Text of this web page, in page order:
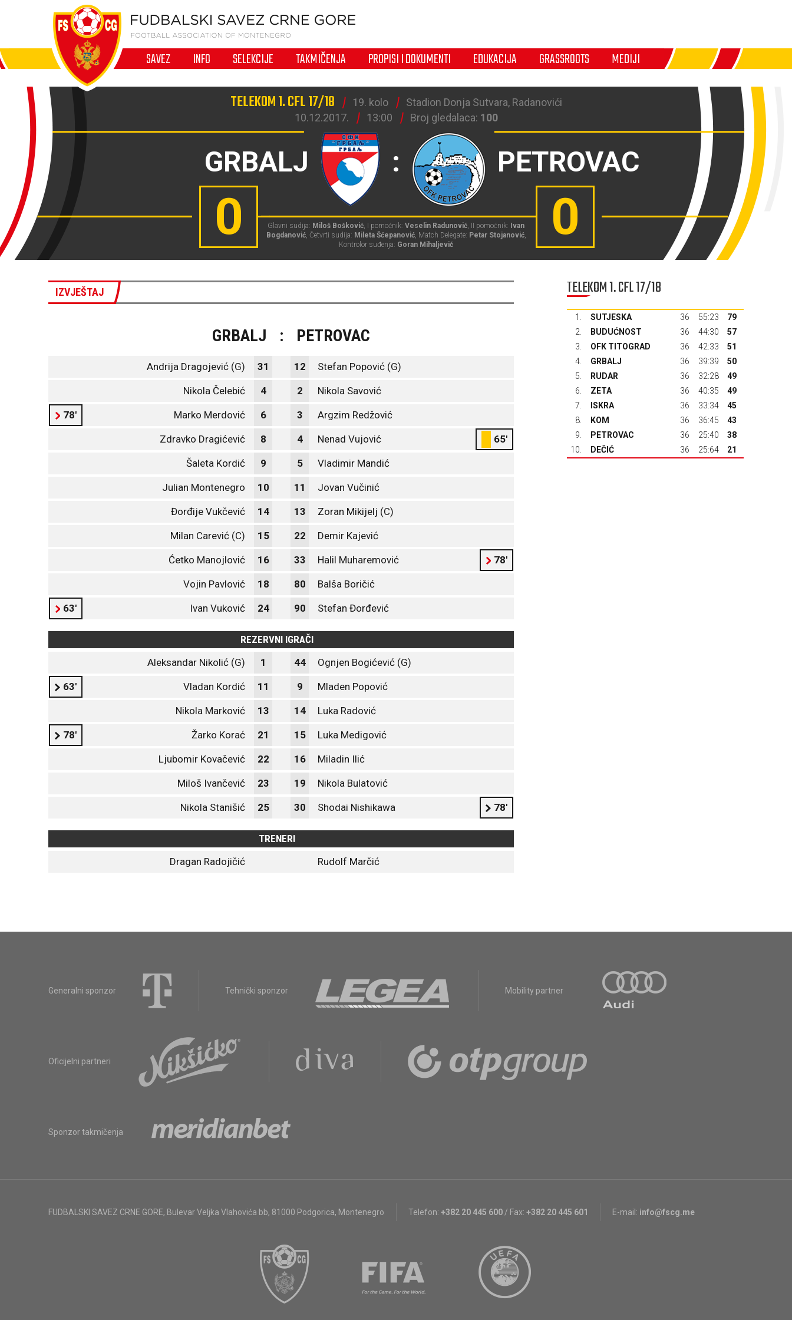
SAVEZ INFO SELEKCIJE TAKMIČENJA PROPISI I DOKUMENTI EDUKACIJA GRASSROOTS MEDIJI
TELEKOM 1. CFL 17/18 19. kolo
Stadion Donja Sutvara, Radanovići
10.12.2017.
13:00 Broj gledalaca: 100
GRBALJ : PETROVAC
0 0
Glavni sudija: Miloš Bošković, I pomoćnik: Veselin Radunović, II pomoćnik: Ivan
Bogdanović, Četvrti sudija: Mileta Šćepanović, Match Delegate: Petar Stojanović,
Kontrolor suđenja: Goran Mihaljević
IZVJEŠTAJ
GRBALJ : PETROVAC
Andrija Dragojević (G) 31 12 Stefan Popović (G)
Nikola Čelebić 4 2 Nikola Savović
78' Marko Merdović 6 3 Argzim Redžović
Zdravko Dragićević 8 4 Nenad Vujović 65'
Šaleta Kordić 9 5 Vladimir Mandić
Julian Montenegro 10 11 Jovan Vučinić
Đorđije Vukčević 14 13 Zoran Mikijelj (C)
Milan Carević (C) 15 22 Demir Kajević
Ćetko Manojlović 16 33 Halil Muharemović 78'
Vojin Pavlović 18 80 Balša Boričić
63' Ivan Vuković 24 90 Stefan Đorđević
REZERVNI IGRAČI
Aleksandar Nikolić (G)
1 44 Ognjen Bogićević (G)
63' Vladan Kordić 11 9 Mladen Popović
Nikola Marković 13 14 Luka Radović
78' Žarko Korać 21 15 Luka Medigović
Ljubomir Kovačević 22 16 Miladin Ilić
Miloš Ivančević 23 19 Nikola Bulatović
Nikola Stanišić 25 30 Shodai Nishikawa 78'
TRENERI
Dragan Radojičić
Rudolf Marčić
TELEKOM 1. CFL 17/18
1. SUTJESKA 36 55:23
79
2.
BUDUĆNOST 36 44:30
57
3.
OFK TITOGRAD 36 42:33
51
4.
GRBALJ 36 39:39
50
5.
RUDAR 36 32:28
49
6.
ZETA 36 40:35
49
7.
ISKRA 36 33:34
45
8.
KOM 36 36:45
43
9.
PETROVAC 36 25:40
38
10.
DEČIĆ 36 25:64 21
Generalni sponzor Tehnički sponzor Mobility partner
Oficijelni partneri
Sponzor takmičenja
FUDBALSKI SAVEZ CRNE GORE, Bulevar Veljka Vlahovića bb, 81000 Podgorica, Montenegro Telefon: +382 20 445 600 / Fax: +382 20 445 601 E-mail: info@fscg.me